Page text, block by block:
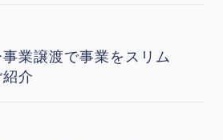
事業譲渡で事業をスリム
介